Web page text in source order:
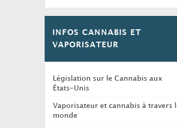
INFOS CANNABIS ET
VAPORISATEUR
Législation sur le Cannabis aux
États-Unis
Vaporisateur et cannabis à travers
monde